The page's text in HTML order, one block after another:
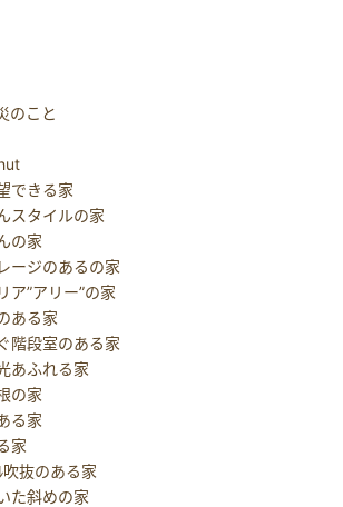
のこと
きる家
タイルの家
の家
ジのあるの家
”アリー”の家
る家
段室のある家
ふれる家
の家
る家
家
抜のある家
斜めの家